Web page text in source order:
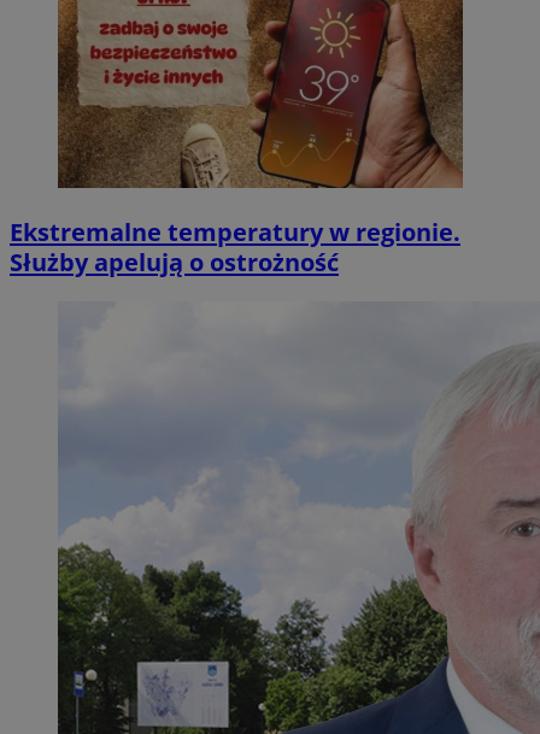
Ekstremalne temperatury w regionie.
Służby apelują o ostrożność